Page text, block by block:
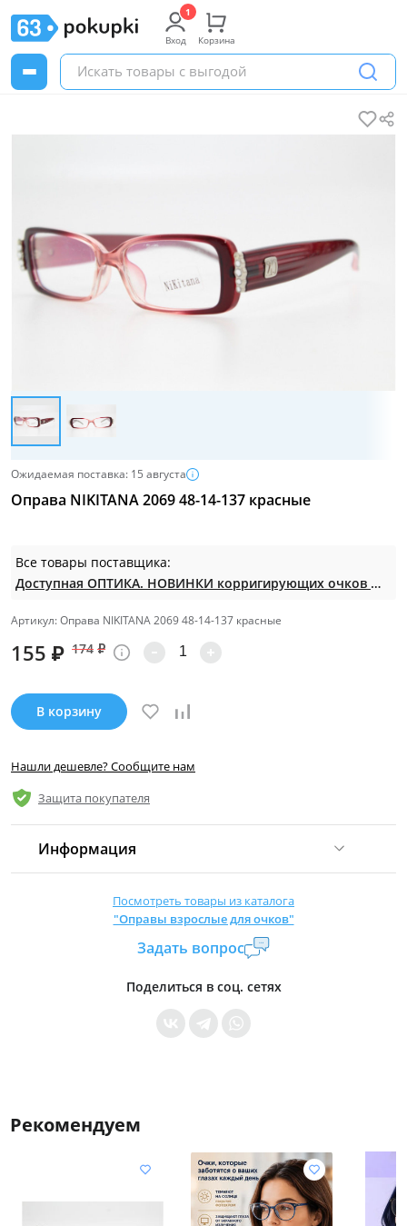
Вход Корзина
Ожидаемая поставка: 15 августа
Оправа NIKITANA 2069 48-14-137 красные
Все товары поставщика:
Доступная ОПТИКА. НОВИНКИ корригирующих очков по СУПЕР ценам. Таких нет на МП.
Артикул: Оправа NIKITANA 2069 48-14-137 красные
155 ₽ 174 ₽
В корзину
Нашли дешевле? Сообщите нам
Защита покупателя
Информация
Страна производитель:Китай
Уровень доступа:0
* Общие условия читайте в правилах сайта
Посмотреть товары из каталога
"Оправы взрослые для очков"
Задать вопрос
Поделиться в соц. сетях
Рекомендуем